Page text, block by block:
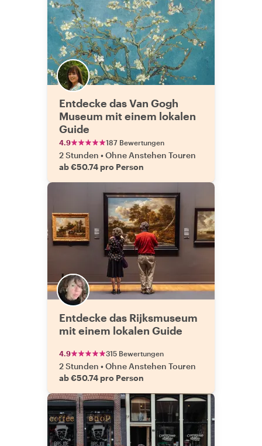
Entdecke das Van Gogh
Museum mit einem lokalen
Guide
4.9 187 Bewertungen
2 Stunden •Ohne Anstehen Touren
ab €50.74 pro Person
Entdecke das Rijksmuseum
mit einem lokalen Guide
4.9 315 Bewertungen
2 Stunden •Ohne Anstehen Touren
ab €50.74 pro Person